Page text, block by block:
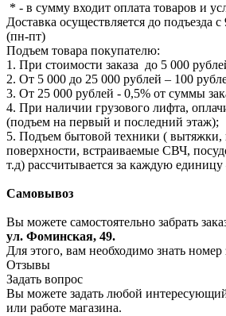
* - в сумму входит оплата товаров и
Доставка осуществляется до подъезда
(пн-пт)
Подъем товара покупателю:
1. При стоимости заказа до 5 000
2. От 5 000 до 25 000 рублей – 100
3. От 25 000 рублей - 0,5% от суммы
4. При наличии грузового лифта,
(подъем на первый и последний этаж);
5. Подъем бытовой техники ( вытяжки,
поверхности, встраиваемые СВЧ,
т.д) рассчитывается за каждую единицу
Самовывоз
Вы можете самостоятельно забрать
ул. Фоминская, 49.
Для этого, вам необходимо знать
Отзывы
Задать вопрос
Вы можете задать любой
или работе магазина.